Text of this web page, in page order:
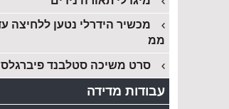
ממ
סרט משיכה סטלבנד פיברגלס
עבודות מדידה